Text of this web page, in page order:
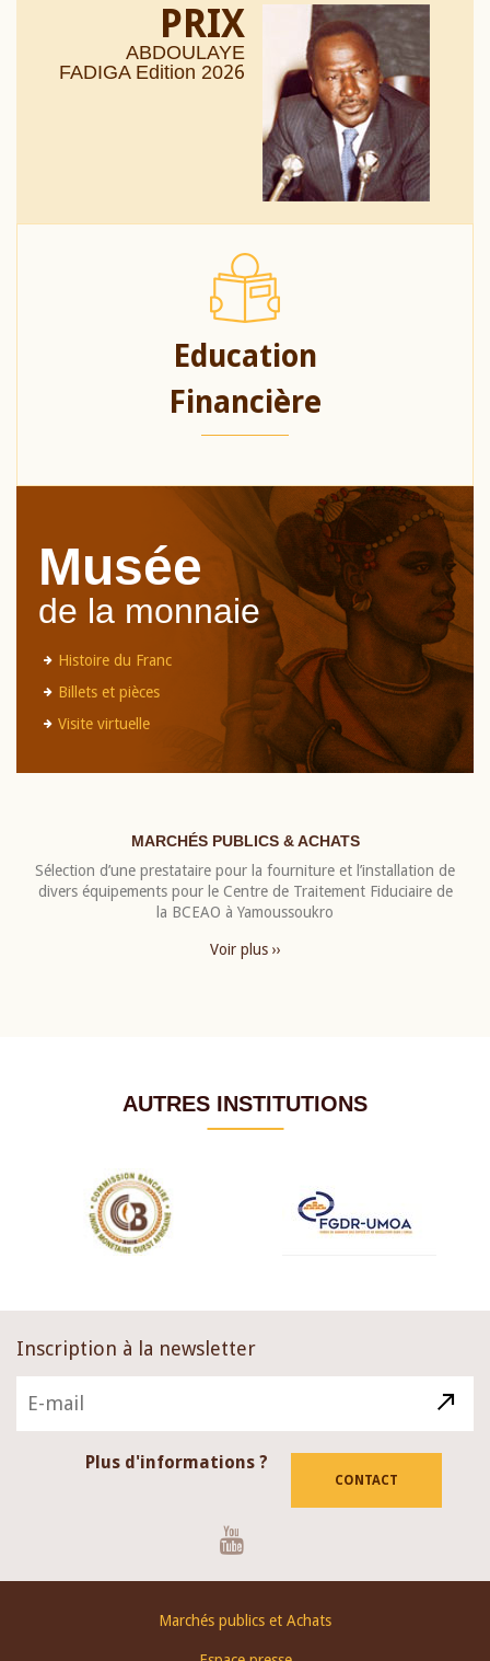
PRIX
ABDOULAYE
FADIGA Edition 2026
Education
Financière
Musée
de la monnaie
Histoire du Franc
Billets et pièces
Visite virtuelle
MARCHÉS PUBLICS & ACHATS
Sélection d’une prestataire pour la fourniture et l’installation de
divers équipements pour le Centre de Traitement Fiduciaire de
la BCEAO à Yamoussoukro
Voir plus ››
AUTRES INSTITUTIONS
Inscription à la newsletter
Plus d'informations ?
CONTACT
Marchés publics et Achats